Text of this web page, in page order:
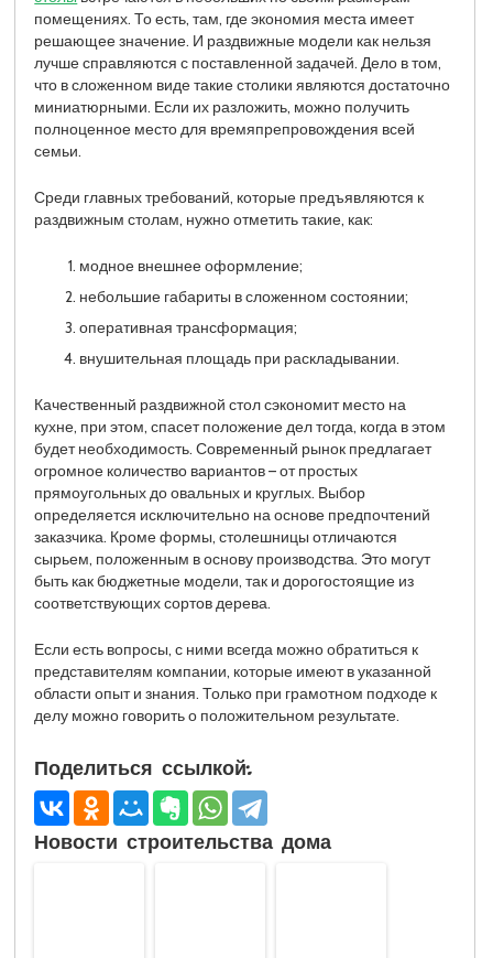
помещениях. То есть, там, где экономия места имеет
решающее значение. И раздвижные модели как нельзя
лучше справляются с поставленной задачей. Дело в том,
что в сложенном виде такие столики являются достаточно
миниатюрными. Если их разложить, можно получить
полноценное место для времяпрепровождения всей
семьи.
Среди главных требований, которые предъявляются к
раздвижным столам, нужно отметить такие, как:
модное внешнее оформление;
небольшие габариты в сложенном состоянии;
оперативная трансформация;
внушительная площадь при раскладывании.
Качественный раздвижной стол сэкономит место на
кухне, при этом, спасет положение дел тогда, когда в этом
будет необходимость. Современный рынок предлагает
огромное количество вариантов – от простых
прямоугольных до овальных и круглых. Выбор
определяется исключительно на основе предпочтений
заказчика. Кроме формы, столешницы отличаются
сырьем, положенным в основу производства. Это могут
быть как бюджетные модели, так и дорогостоящие из
соответствующих сортов дерева.
Если есть вопросы, с ними всегда можно обратиться к
представителям компании, которые имеют в указанной
области опыт и знания. Только при грамотном подходе к
делу можно говорить о положительном результате.
Поделиться ссылкой:
Новости строительства дома